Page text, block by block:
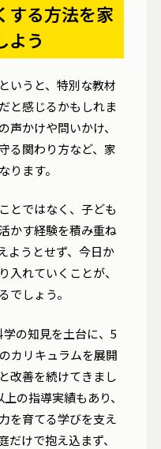
する方法を家
よう
いうと、特別な教材
と感じるかもしれま
かけや問いかけ、
る関わり方など、家
ります。
とではなく、子ども
かす経験を積み重ね
ようとせず、今日か
入れていくことが、
でしょう。
の知見を土台に、5
カリキュラムを展開
改善を続けてきまし
の指導実績もあり、
を育てる学びを支え
けで抱え込まず、